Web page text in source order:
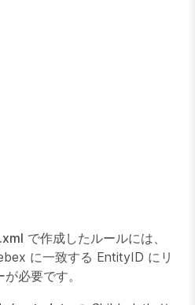
で作成したルールには、
に一致する EntityID にリ
必要です。